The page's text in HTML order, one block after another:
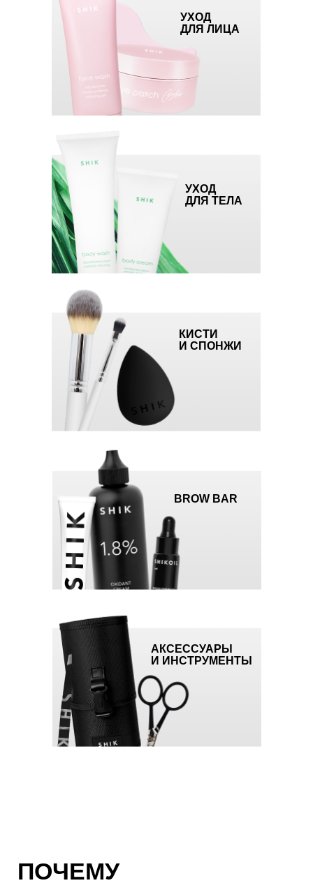
УХОД
ДЛЯ ЛИЦА
УХОД
ДЛЯ ТЕЛА
КИСТИ
И СПОНЖИ
BROW BAR
АКСЕССУАРЫ
И ИНСТРУМЕНТЫ
ОБУЧАЮЩАЯ
обучения не только сотрудников SHIK, но
Платформа позволит вам:
— получить подробную информацию о
каждом продукте
мероприятия, подарки,
индивидуальные предложения,
работающие на повышение спроса
ваших клиентов.
МАРКЕТИНГОВАЯ
ПОДДЕРЖКА И
BEAUTY-МЕРОПРИЯТИЯ
для ваших покупателей и клиентов.
Способствуют росту продаж, среднего
чека и привлечению целевой аудитории.
ПРЕДОСТАВЛЯЕМ КОНТЕНТ
ДЛЯ РАБОТЫ В СОЦСЕТЯХ
Предоставим фото, видео для
социальных сетей и макеты для
ПЕРСОНАЛЬНЫЙ
МЕНЕДЖЕР
первым сообщит о новинках и выгодных
предложениях, поможет мгновенно
оформить заказ, подобрать ассортимент
с самым высоким уровнем
оборачиваемости
Оставьте заявку и ожидайте звонок
от менеджера
в течение одного рабочего дня
ПАРТНЁРОМ?
Пройдите регистрацию для доступа к
личному кабинету